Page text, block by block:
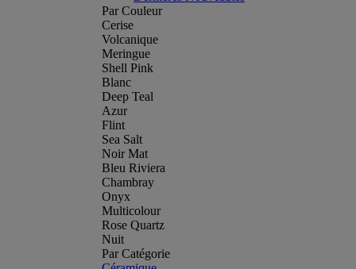
Par Couleur
Cerise
Volcanique
Meringue
Shell Pink
Blanc
Deep Teal
Azur
Flint
Sea Salt
Noir Mat
Bleu Riviera
Chambray
Onyx
Multicolour
Rose Quartz
Nuit
Par Catégorie